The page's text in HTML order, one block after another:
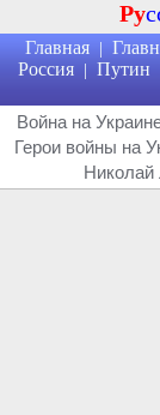
Ру
Главная |
Россия | Путин
Война на
Герои войны на